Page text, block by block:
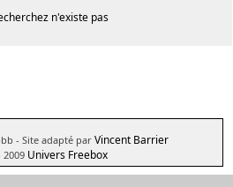
n'existe pas
- Site adapté par Vincent Barrier
2009 Univers Freebox